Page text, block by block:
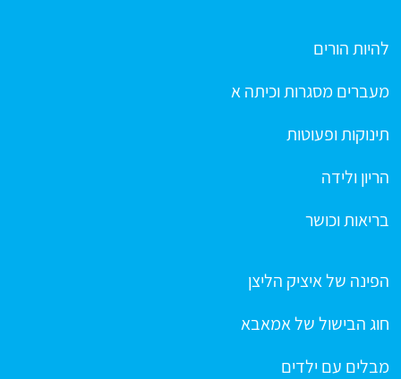
להיות הורים
מעברים מסגרות וכיתה א
תינוקות ופעוטות
הריון ולידה
בריאות וכושר
הפינה של איציק הליצן
חוג הבישול של אמאבא
מבלים עם ילדים